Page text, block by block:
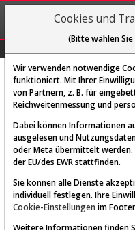
Diese
AKTIEN-
Cookies und
(Bitte wählen
Wir verwenden notwendige
funktioniert. Mit Ihrer
von Partnern, z. B. für
Reichweitenmessung und
Dabei können Informationen
ausgelesen und
oder Meta übermittelt werden.
der EU/des EWR stattfinden.
Sie können alle Dienste
individuell festlegen. Ihre
Cookie-Einstellungen im
Weitere Informationen finden